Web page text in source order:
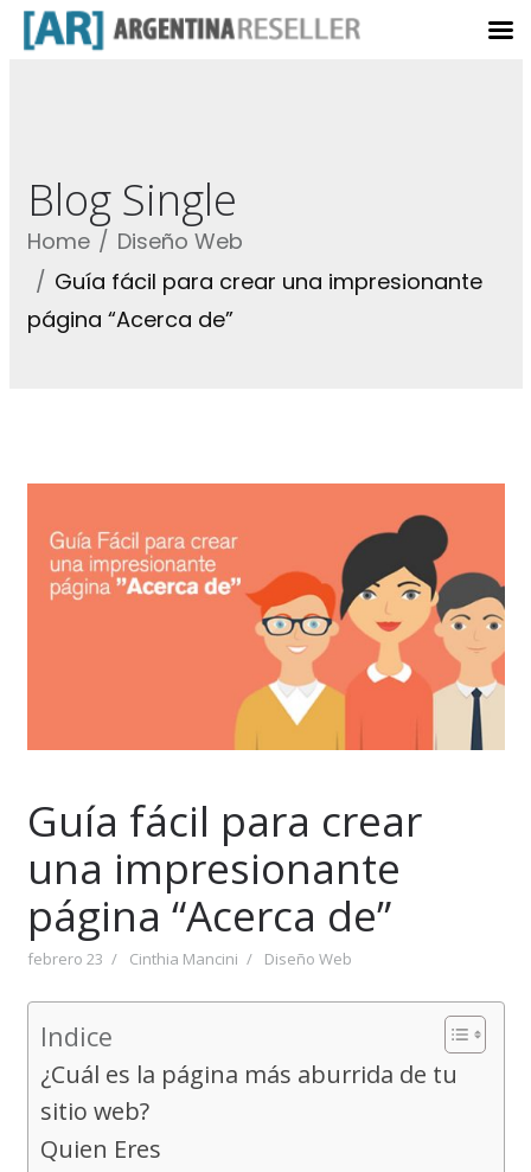
Blog Single
Home
Diseño Web
Guía fácil para crear una impresionante
página “Acerca de”
Guía fácil para crear
una impresionante
página “Acerca de”
febrero 23 Cinthia Mancini Diseño Web
Indice
¿Cuál es la página más aburrida de tu
sitio web?
Quien Eres